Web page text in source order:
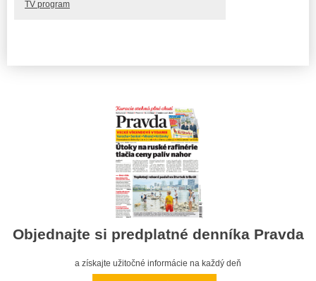
TV program
Objednajte si predplatné denníka Pravda
a získajte užitočné informácie na každý deň